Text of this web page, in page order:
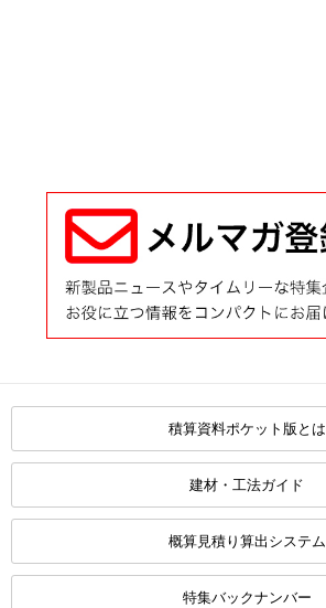
積算資料ポケット版とは
建材・工法ガイド
概算見積り算出システム
特集バックナンバー